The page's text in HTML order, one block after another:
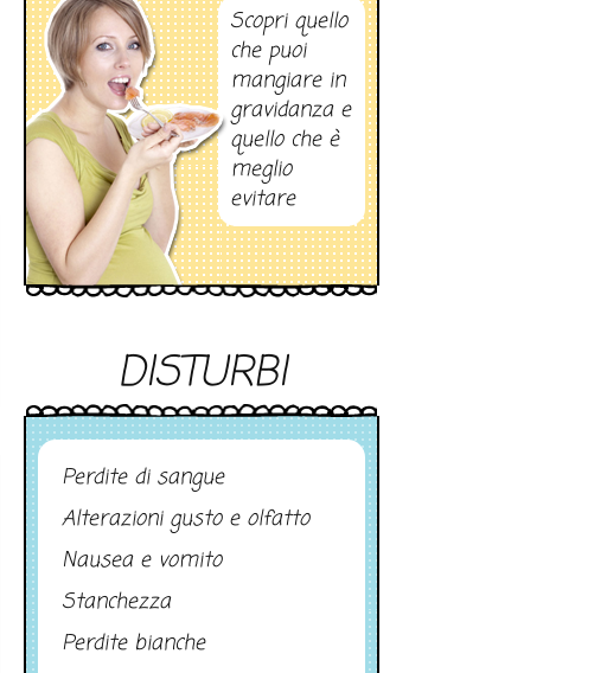
Scopri quello
che puoi
mangiare in
gravidanza e
quello che è
meglio
evitare
DISTURBI
Perdite di sangue
Alterazioni gusto e olfatto
Nausea e vomito
Stanchezza
Perdite bianche